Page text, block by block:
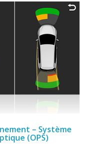
– Système
(OPS)